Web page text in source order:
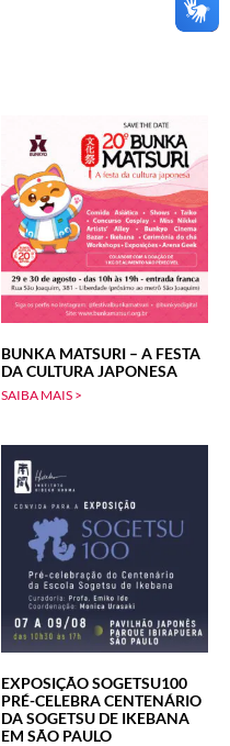
BUNKA MATSURI – A FESTA
DA CULTURA JAPONESA
SAIBA MAIS >
EXPOSIÇÃO SOGETSU100
PRÉ-CELEBRA CENTENÁRIO
DA SOGETSU DE IKEBANA
EM SÃO PAULO